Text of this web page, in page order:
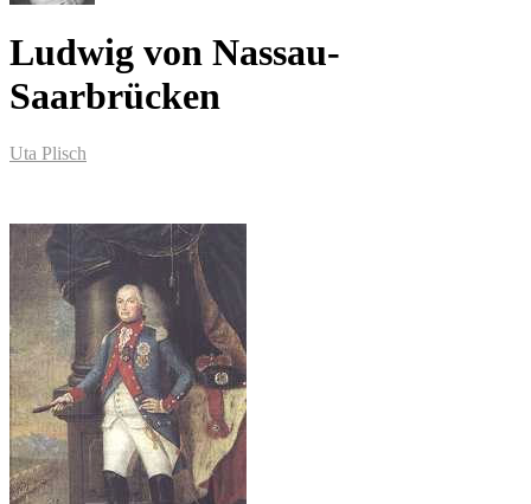
Ludwig von Nassau-
Saarbrücken
Uta Plisch